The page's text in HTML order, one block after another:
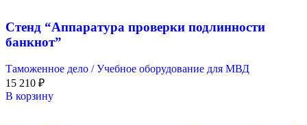
Стенд “Аппаратура проверки подлинности
банкнот”
Таможенное дело / Учебное оборудование для МВД
15 210 ₽
В корзину